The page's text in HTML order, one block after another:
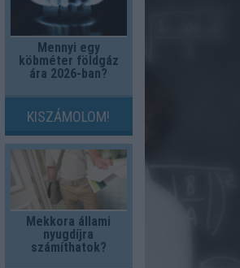
Mennyi egy
köbméter földgáz
ára 2026-ban?
KISZÁMOLOM!
Mekkora állami
nyugdíjra
számíthatok?